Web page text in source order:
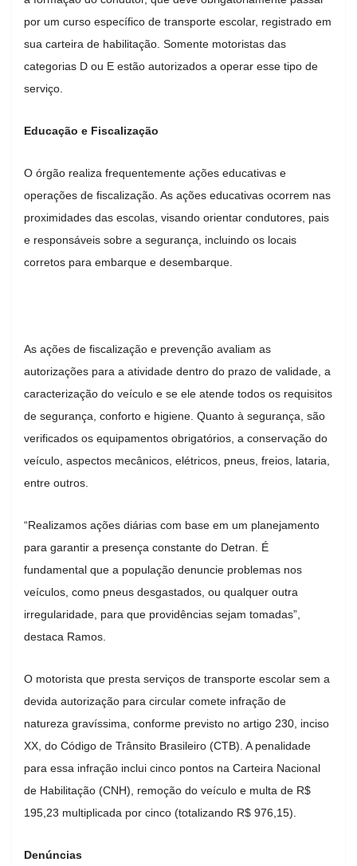
por um curso específico de transporte escolar, registrado em
sua carteira de habilitação. Somente motoristas das
categorias D ou E estão autorizados a operar esse tipo de
serviço.
Educação e Fiscalização
O órgão realiza frequentemente ações educativas e
operações de fiscalização. As ações educativas ocorrem nas
proximidades das escolas, visando orientar condutores, pais
e responsáveis sobre a segurança, incluindo os locais
corretos para embarque e desembarque.
As ações de fiscalização e prevenção avaliam as
autorizações para a atividade dentro do prazo de validade, a
caracterização do veículo e se ele atende todos os requisitos
de segurança, conforto e higiene. Quanto à segurança, são
verificados os equipamentos obrigatórios, a conservação do
veículo, aspectos mecânicos, elétricos, pneus, freios, lataria,
entre outros.
“Realizamos ações diárias com base em um planejamento
para garantir a presença constante do Detran. É
fundamental que a população denuncie problemas nos
veículos, como pneus desgastados, ou qualquer outra
irregularidade, para que providências sejam tomadas”,
destaca Ramos.
O motorista que presta serviços de transporte escolar sem a
devida autorização para circular comete infração de
natureza gravíssima, conforme previsto no artigo 230, inciso
XX, do Código de Trânsito Brasileiro (CTB). A penalidade
para essa infração inclui cinco pontos na Carteira Nacional
de Habilitação (CNH), remoção do veículo e multa de R$
195,23 multiplicada por cinco (totalizando R$ 976,15).
Denúncias